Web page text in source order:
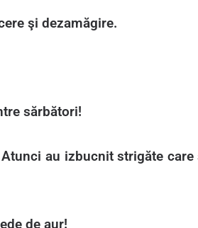
şi dezamăgire.
sărbători!
au izbucnit strigăte
de aur!